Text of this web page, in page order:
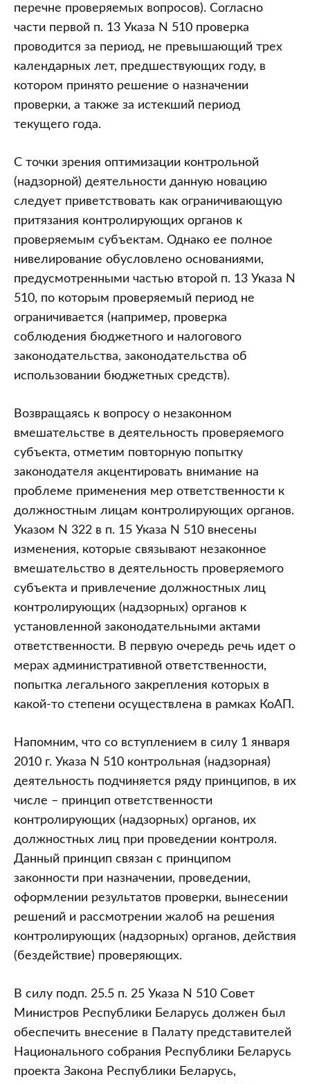
перечне проверяемых вопросов). Согласно
части первой п. 13 Указа N 510 проверка
проводится за период, не превышающий трех
календарных лет, предшествующих году, в
котором принято решение о назначении
проверки, а также за истекший период
текущего года.
С точки зрения оптимизации контрольной
(надзорной) деятельности данную новацию
следует приветствовать как ограничивающую
притязания контролирующих органов к
проверяемым субъектам. Однако ее полное
нивелирование обусловлено основаниями,
предусмотренными частью второй п. 13 Указа N
510, по которым проверяемый период не
ограничивается (например, проверка
соблюдения бюджетного и налогового
законодательства, законодательства об
использовании бюджетных средств).
Возвращаясь к вопросу о незаконном
вмешательстве в деятельность проверяемого
субъекта, отметим повторную попытку
законодателя акцентировать внимание на
проблеме применения мер ответственности к
должностным лицам контролирующих органов.
Указом N 322 в п. 15 Указа N 510 внесены
изменения, которые связывают незаконное
вмешательство в деятельность проверяемого
субъекта и привлечение должностных лиц
контролирующих (надзорных) органов к
установленной законодательными актами
ответственности. В первую очередь речь идет о
мерах административной ответственности,
попытка легального закрепления которых в
какой-то степени осуществлена в рамках КоАП.
Напомним, что со вступлением в силу 1 января
2010 г. Указа N 510 контрольная (надзорная)
деятельность подчиняется ряду принципов, в их
числе – принцип ответственности
контролирующих (надзорных) органов, их
должностных лиц при проведении контроля.
Данный принцип связан с принципом
законности при назначении, проведении,
оформлении результатов проверки, вынесении
решений и рассмотрении жалоб на решения
контролирующих (надзорных) органов, действия
(бездействие) проверяющих.
В силу подп. 25.5 п. 25 Указа N 510 Совет
Министров Республики Беларусь должен был
обеспечить внесение в Палату представителей
Национального собрания Республики Беларусь
проекта Закона Республики Беларусь,